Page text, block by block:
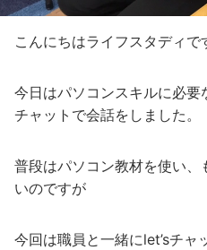
こんにちはライフスタディで
今日はパソコンスキルに必要
チャットで会話をしました。
普段はパソコン教材を使い
いのですが
今回は職員と一緒にlet’sチャ